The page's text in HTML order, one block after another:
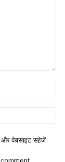
और वेबसाइट सहेजें